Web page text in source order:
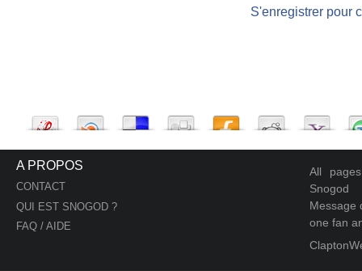
S'enregistrer pour
A PROPOS
CONTACT
QUI EST SNOGOD ?
FAQ / AIDE
All
Snogod
Message
one fan